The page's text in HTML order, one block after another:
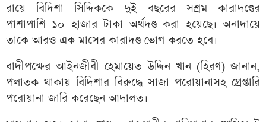
রায়ে বিদিশা সিদ্দিককে দুই বছরের সশ্রম কারাদণ্ডের
পাশাপাশি ১০ হাজার টাকা অর্থদণ্ড করা হয়েছে। অনাদায়ে
তাকে আরও এক মাসের কারাদণ্ড ভোগ করতে হবে।
বাদীপক্ষের আইনজীবী হেমায়েত উদ্দিন খান (হিরণ) জানান,
পলাতক থাকায় বিদিশার বিরুদ্ধে সাজা পরোয়ানাসহ গ্রেপ্তারি
পরোয়ানা জারি করেছেন আদালত।